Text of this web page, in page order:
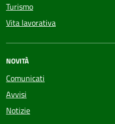
Turismo
Vita lavorativa
NOVITÀ
Comunicati
Avvisi
Notizie